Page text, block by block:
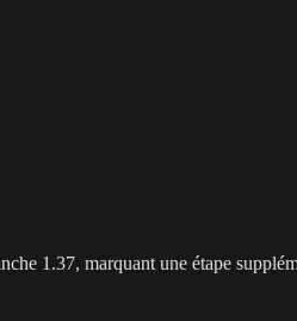
1.37, marquant une étape